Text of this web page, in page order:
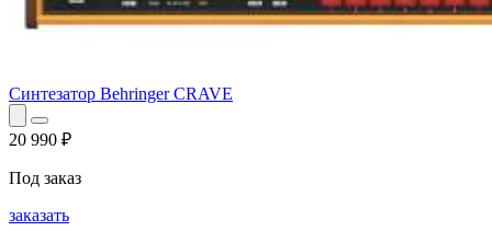
Синтезатор Behringer CRAVE
20 990 ₽
Под заказ
заказать